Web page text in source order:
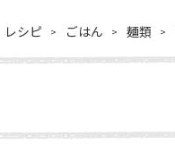
レシピ ごはん 麺類